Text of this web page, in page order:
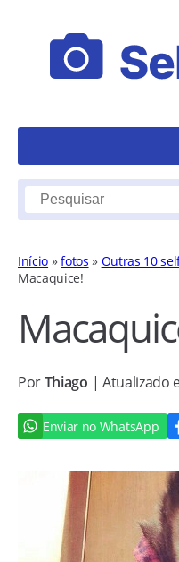
Início »fotos » Outras 10
Macaquice!
PorThiago | Atualizado
Enviar no WhatsApp